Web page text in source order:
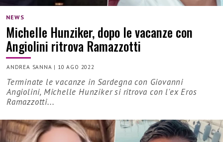
NEWS
Michelle Hunziker, dopo le vacanze con
Angiolini ritrova Ramazzotti
ANDREA SANNA | 10 AGO 2022
Terminate le vacanze in Sardegna con Giovanni
Angiolini, Michelle Hunziker si ritrova con l'ex Eros
Ramazzotti...